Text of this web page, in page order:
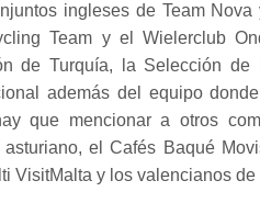
ingleses de Team
Team y el Wielerclub
de Turquía, la Selección de
además del equipo
que mencionar a otros
el Cafés Baqué
VisitMalta y los valencianos de